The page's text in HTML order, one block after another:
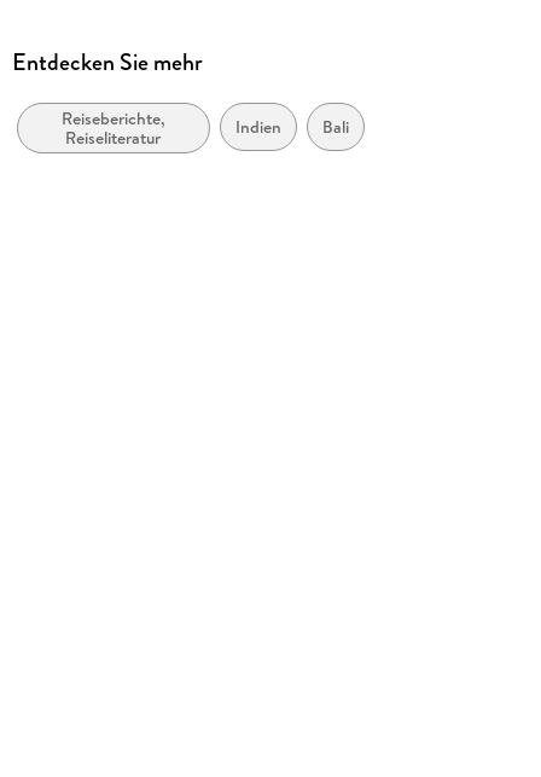
Carina Amara Kruse
Mairdumont GmbH & Co. KG
Kopierschutz
Entdecken Sie mehr
Reiseberichte,
Reiseliteratur
Indien Bali